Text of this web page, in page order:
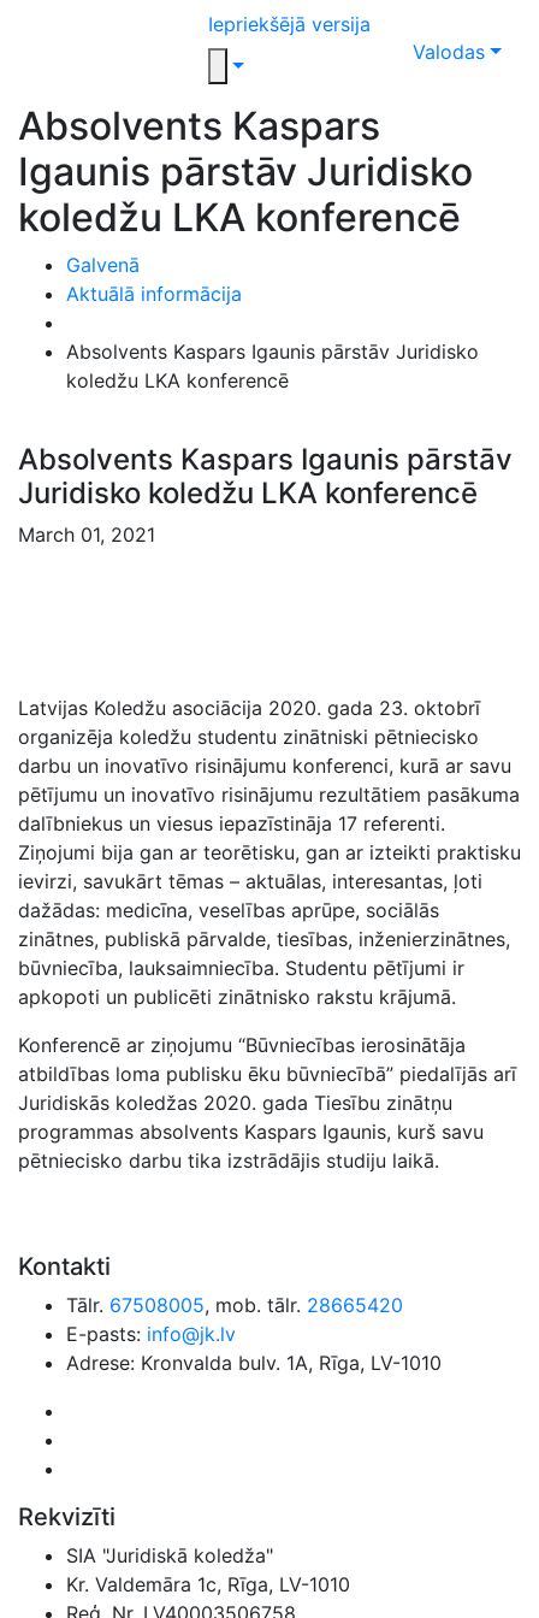
Iepriekšējā versija
Valodas
Absolvents Kaspars
Igaunis pārstāv Juridisko
koledžu LKA konferencē
Galvenā
Aktuālā informācija
Absolvents Kaspars Igaunis pārstāv Juridisko
koledžu LKA konferencē
Absolvents Kaspars Igaunis pārstāv
Juridisko koledžu LKA konferencē
March 01, 2021
Latvijas Koledžu asociācija 2020. gada 23. oktobrī
organizēja koledžu studentu zinātniski pētniecisko
darbu un inovatīvo risinājumu konferenci, kurā ar savu
pētījumu un inovatīvo risinājumu rezultātiem pasākuma
dalībniekus un viesus iepazīstināja 17 referenti.
Ziņojumi bija gan ar teorētisku, gan ar izteikti praktisku
ievirzi, savukārt tēmas – aktuālas, interesantas, ļoti
dažādas: medicīna, veselības aprūpe, sociālās
zinātnes, publiskā pārvalde, tiesības, inženierzinātnes,
būvniecība, lauksaimniecība. Studentu pētījumi ir
apkopoti un publicēti zinātnisko rakstu krājumā.
Konferencē ar ziņojumu “Būvniecības ierosinātāja
atbildības loma publisku ēku būvniecībā” piedalījās arī
Juridiskās koledžas 2020. gada Tiesību zinātņu
programmas absolvents Kaspars Igaunis, kurš savu
pētniecisko darbu tika izstrādājis studiju laikā.
Kontakti
Tālr. 67508005, mob. tālr. 28665420
E-pasts: info@jk.lv
Adrese: Kronvalda bulv. 1A, Rīga, LV-1010
Rekvizīti
SIA "Juridiskā koledža"
Kr. Valdemāra 1c, Rīga, LV-1010
Reģ. Nr. LV40003506758